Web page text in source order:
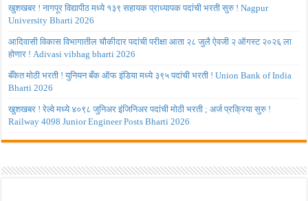
खुशखबर ! नागपूर विद्यापीठ मध्ये १३९ सहायक प्राध्यापक पदांची भरती सुरु ! Nagpur
University Bharti 2026
आदिवासी विकास विभागातील चौकीदार पदांची परीक्षा आता २८ जुलै ऐवजी २ ऑगस्ट २०२६ ला
होणार ! Adivasi vibhag bharti 2026
बँकेत मोठी भरती ! युनियन बँक ऑफ इंडिया मध्ये ३९५ पदांची भरती ! Union Bank of India
Bharti 2026
खुशखबर ! रेल्वे मध्ये ४०९८ जुनिअर इंजिनिअर पदांची मोठी भरती ; अर्ज प्रक्रिया सुरु !
Railway 4098 Junior Engineer Posts Bharti 2026